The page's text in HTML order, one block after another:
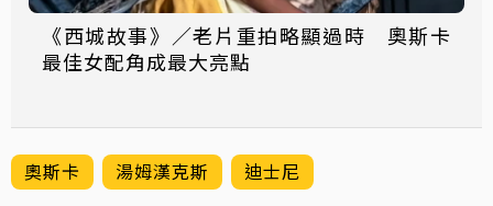
《西城故事》／老片重拍略顯過時 奧斯卡
最佳女配角成最大亮點
奧斯卡 湯姆漢克斯 迪士尼